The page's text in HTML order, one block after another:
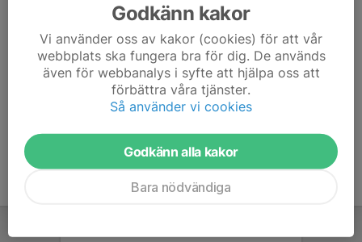
Här hamnar automatiskt de senaste nyheterna på hemsidan. För
att kunna börja administrera hemsidan loggar du in högst upp till
höger.
Godkänn kakor
Vi använder oss av kakor (cookies) för att vår
webbplats ska fungera bra för dig. De används
även för webbanalys i syfte att hjälpa oss att
förbättra våra tjänster.
Så använder vi cookies
Godkänn alla kakor
Bara nödvändiga